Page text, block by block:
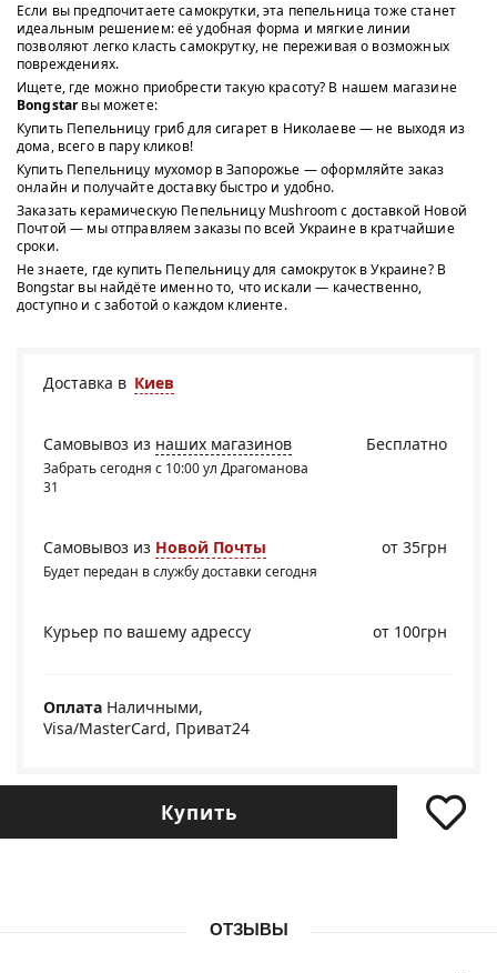
Если вы предпочитаете самокрутки, эта пепельница тоже станет
идеальным решением: её удобная форма и мягкие линии
позволяют легко класть самокрутку, не переживая о возможных
повреждениях.
Ищете, где можно приобрести такую красоту? В нашем магазине
Bongstarвы можете:
Купить Пепельницу гриб для сигарет в Николаеве — не выходя из
дома, всего в пару кликов!
Купить Пепельницу мухомор в Запорожье — оформляйте заказ
онлайн и получайте доставку быстро и удобно.
Заказать керамическую Пепельницу Mushroom с доставкой Новой
Почтой — мы отправляем заказы по всей Украине в кратчайшие
сроки.
Не знаете, где купить Пепельницу для самокруток в Украине? В
Bongstar вы найдёте именно то, что искали — качественно,
доступно и с заботой о каждом клиенте.
Доставка в Киев
Бесплатно
Самовывоз из наших магазинов
Забрать сегодня с 10:00 ул Драгоманова
31
Самовывоз из Новой Почты
Будет передан в службу доставки сегодня
от 35грн
Курьер по вашему адрессу от 100грн
Оплата Наличными,
Visa/MasterCard, Приват24
Купить
ОТЗЫВЫ